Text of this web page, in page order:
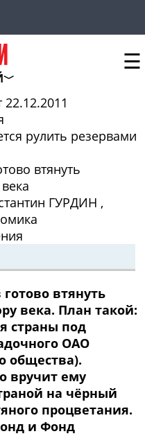
☰
рулить резервами
втянуть
ГУРДИН ,
втянуть
века. План такой:
страны под
ОАО
общества).
вручит ему
на чёрный
процветания.
и Фонд